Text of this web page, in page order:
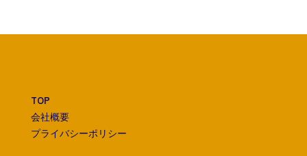
TOP
会社概要
プライバシーポリシー